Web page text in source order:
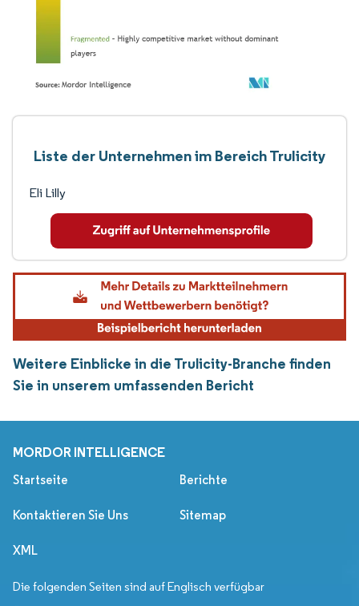
Liste der Unternehmen im Bereich Trulicity
Eli Lilly
Weitere Einblicke in die Trulicity-Branche finden
Sie in unserem umfassenden Bericht
MORDOR INTELLIGENCE
Startseite Berichte
Kontaktieren Sie Uns Sitemap
XML
Die folgenden Seiten sind auf Englisch verfügbar